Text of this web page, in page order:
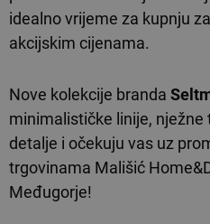
idealno vrijeme za kupnju
akcijskim cijenama.
Nove kolekcije branda
minimalističke linije,
detalje i očekuju vas uz
trgovinama Mališić
Međugorje!